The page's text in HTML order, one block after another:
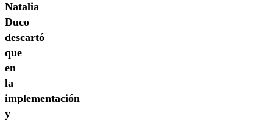
Natalia
Duco
descartó
que
en
la
implementación
y